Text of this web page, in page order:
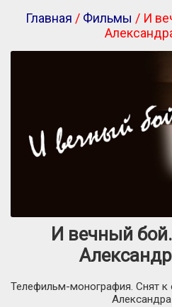
Главная / Фильмы / И
И вечный
Телефильм-монография. Снят